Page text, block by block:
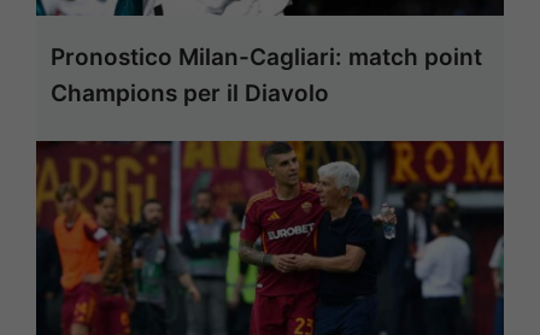
Pronostico Milan-Cagliari: match point
Champions per il Diavolo